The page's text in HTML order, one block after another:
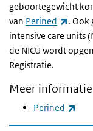
geboortegewicht
van Perined
. Ook
intensive care units
de NICU wordt
Registratie.
Meer informatie
Perined